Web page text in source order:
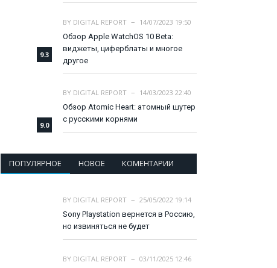
9.3
BY DIGITAL REPORT
14/07/2023 19:50
Обзор Apple WatchOS 10 Beta:
виджеты, циферблаты и многое
другое
9.0
BY DIGITAL REPORT
14/03/2023 22:40
Обзор Atomic Heart: атомный шутер
с русскими корнями
ПОПУЛЯРНОЕ НОВОЕ КОМЕНТАРИИ
BY DIGITAL REPORT
25/05/2022 19:14
Sony Playstation вернется в Россию,
но извиняться не будет
BY DIGITAL REPORT
03/11/2025 12:46